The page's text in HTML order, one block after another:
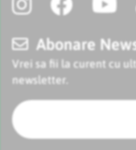
Abonare
Vrei sa fii la curent cu
newsletter.